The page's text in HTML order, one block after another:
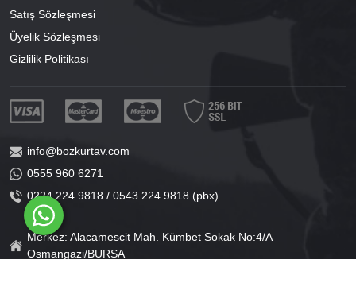
Satış Sözleşmesi
Üyelik Sözleşmesi
Gizlilik Politikası
info@bozkurtav.com
0555 960 6271
0224 224 9818 / 0543 224 9818 (pbx)
Merkez: Alacamescit Mah. Kümbet Sokak No:4/A
Osmangazi/BURSA